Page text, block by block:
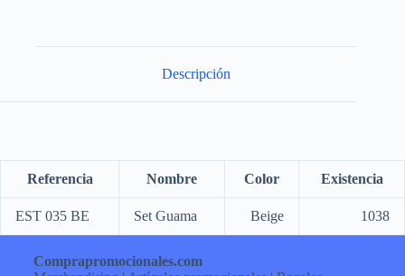
Descripción
Referencia Nombre Color Existencia
EST 035 BE Set Guama Beige 1038
Comprapromocionales.com